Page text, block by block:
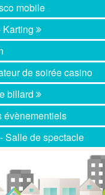
mobile
Karting
de soirée casino
billard
évènementiels
Salle de spectacle